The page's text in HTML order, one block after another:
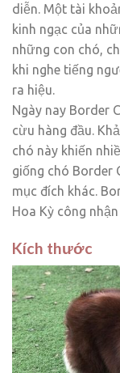
diễn. Một tài
kinh ngạc của
những con chó,
khi nghe tiếng
ra hiệu.
Ngày nay Border
cừu hàng đầu.
chó này khiến
giống chó Border
mục đích khác.
Hoa Kỳ công
Kích thước